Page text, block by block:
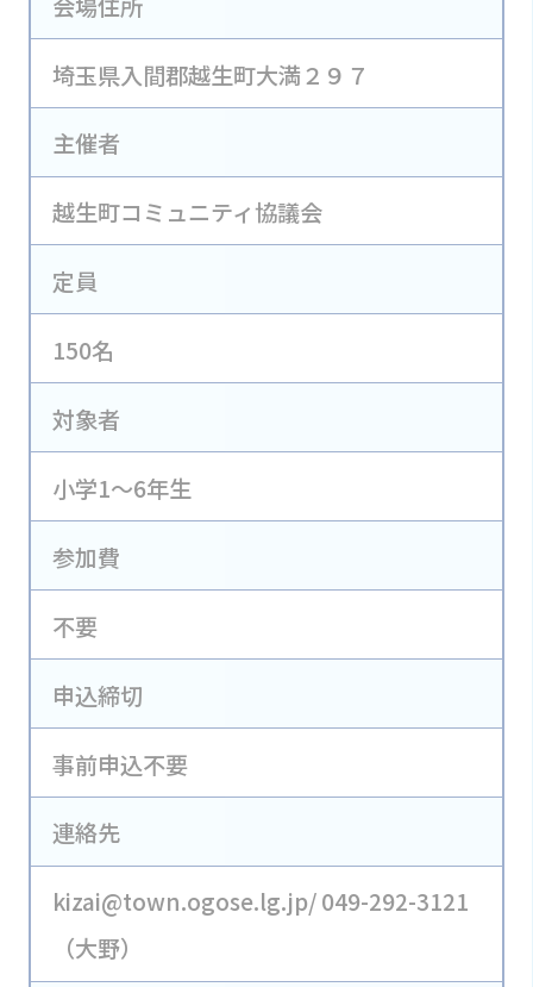
埼玉県入間郡越生町大満２９７
主催者
越生町コミュニティ協議会
定員
150名
対象者
小学1～6年生
参加費
不要
申込締切
事前申込不要
連絡先
kizai@town.ogose.lg.jp/ 049-292-3121
（大野）